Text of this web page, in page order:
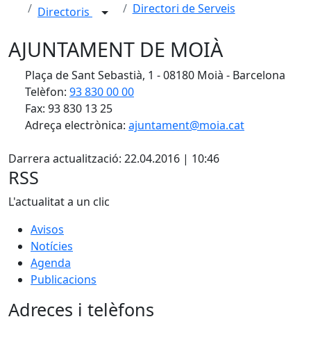
Directoris Directori de Serveis
AJUNTAMENT DE MOIÀ
Plaça de Sant Sebastià, 1 - 08180 Moià - Barcelona
Telèfon: 93 830 00 00
Fax: 93 830 13 25
Adreça electrònica: ajuntament@moia.cat
Darrera actualització: 22.04.2016 | 10:46
RSS
L'actualitat a un clic
Avisos
Notícies
Agenda
Publicacions
Adreces i telèfons